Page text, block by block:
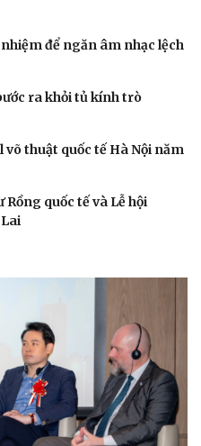
Đời sống
Nhà đẹp
Blog
Tình yêu - Gia đình
để ngăn âm nhạc lệch
ra khỏi tủ kính trò
thuật quốc tế Hà Nội năm
quốc tế và Lễ hội